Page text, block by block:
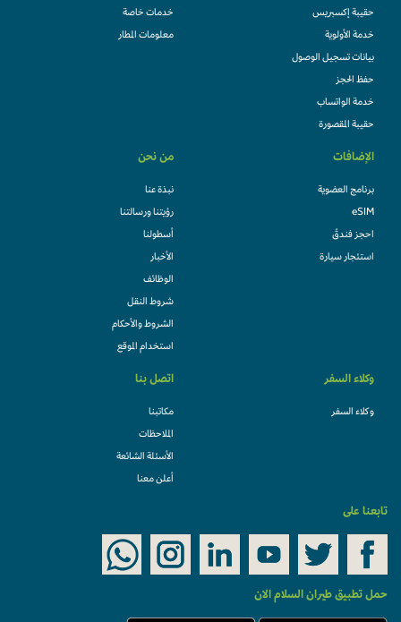
حقيبة إكسبريس
خدمة الأولوية
بيانات تسجيل الوصول
حفظ الحجز
خدمة الواتساب
حقيبة المقصورة
خدمات خاصة
معلومات المطار
الإضافات
برنامج العضوية
eSIM
احجز فندقً
استئجار سيارة
من نحن
نبذة عنا
رؤيتنا ورسالتنا
أسطولنا
الأخبار
الوظائف
شروط النقل
الشروط والأحكام
استخدام الموقع
وكلاء السفر
وكلاء السفر
اتصل بنا
مكاتبنا
الملاحظات
الأسئلة الشائعة
أعلن معنا
تابعنا على
حمل تطبيق طيران السلام الان